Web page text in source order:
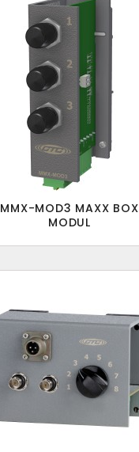
MMX-MOD3 MAXX BOX
MODUL